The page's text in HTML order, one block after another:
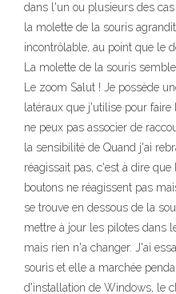
dans l'un ou plusieurs des
la molette de la souris
incontrôlable, au point que le
La molette de la souris
Le zoom Salut ! Je possède
latéraux que j'utilise pour
ne peux pas associer de
la sensibilité de Quand j'ai
réagissait pas, c'est à dire
boutons ne réagissent pas
se trouve en dessous de la
mettre à jour les pilotes dans
mais rien n'a changer. J'ai
souris et elle a marchée
d'installation de Windows, le